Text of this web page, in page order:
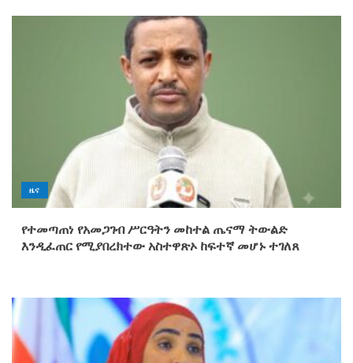
ዜና
የተመጣጠነ የአመጋገብ ሥርዓትን መከተል ጤናማ ትውልድ
እንዲፈጠር የሚያበረክተው አስተዋጽኦ ከፍተኛ መሆኑ ተገለጸ